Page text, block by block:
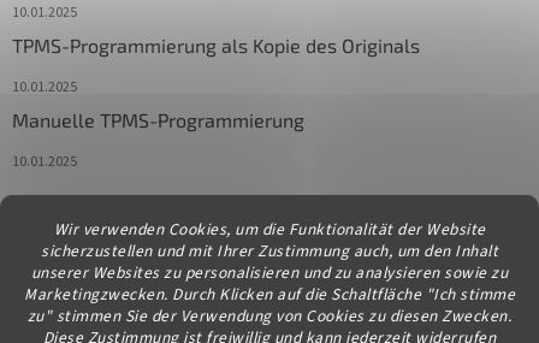
Wir verwenden Cookies, um die Funktionalität der Website
sicherzustellen und mit Ihrer Zustimmung auch, um den Inhalt
unserer Websites zu personalisieren und zu analysieren sowie zu
Marketingzwecken. Durch Klicken auf die Schaltfläche "Ich stimme
zu" stimmen Sie der Verwendung von Cookies zu diesen Zwecken.
Diese Zustimmung ist freiwillig und kann jederzeit widerrufen
10.01.2025
TPMS-Programmierung als Kopie des Originals
10.01.2025
Manuelle TPMS-Programmierung
10.01.2025
Kontakt
info@diagstore.at